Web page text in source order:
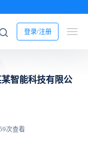
登录/注册
智能科技有限公
次查看